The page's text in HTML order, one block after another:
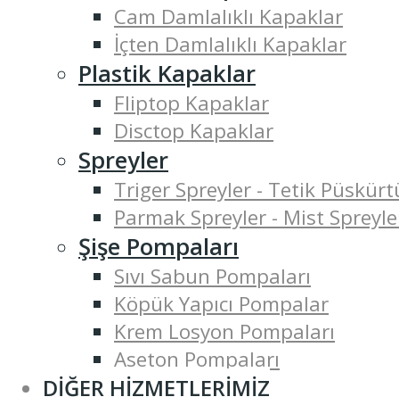
Cam Damlalıklı Kapaklar
İçten Damlalıklı Kapaklar
Plastik Kapaklar
Fliptop Kapaklar
Disctop Kapaklar
Spreyler
Triger Spreyler - Tetik
Parmak Spreyler - Mist
Şişe Pompaları
Sıvı Sabun Pompaları
Köpük Yapıcı Pompalar
Krem Losyon Pompaları
Aseton Pompaları
DIĞER HIZMETLERIMIZ